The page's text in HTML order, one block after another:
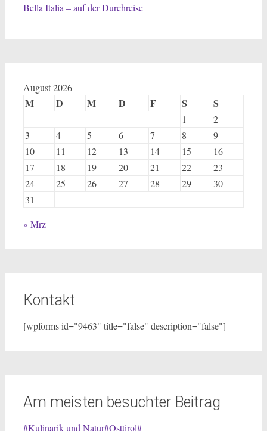
Bella Italia – auf der Durchreise
August 2026
M D M D F S S
1
2
3
4 5 6 7 8
9
10
11 12 13 14 15
16
17
18 19 20 21 22
23
24
25 26 27 28 29
30
31
« Mrz
Kontakt
[wpforms id="9463" title="false" description="false"]
Am meisten besuchter Beitrag
#Kulinarik und Natur#Osttirol#